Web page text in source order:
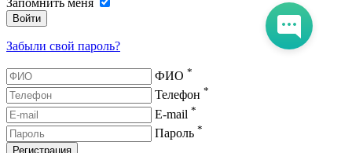
Войти
Забыли свой пароль?
ФИО *
Телефон *
E-mail *
Пароль *
Регистрация